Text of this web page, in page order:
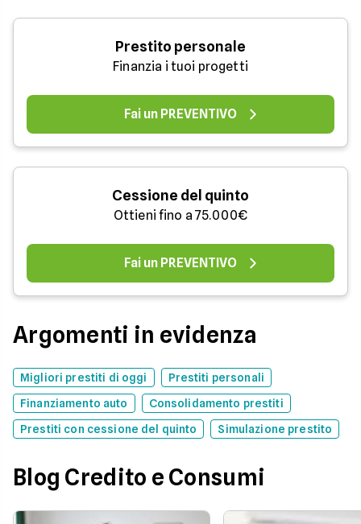
Prestito personale
Finanzia i tuoi progetti
Fai un PREVENTIVO
Cessione del quinto
Ottieni fino a 75.000€
Fai un PREVENTIVO
Argomenti in evidenza
Migliori prestiti di oggi
Prestiti personali
Finanziamento auto
Consolidamento prestiti
Prestiti con cessione del quinto
Simulazione prestito
Blog Credito e Consumi